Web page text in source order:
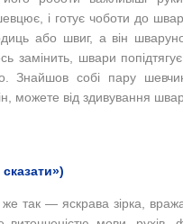
і готує чоботи до
або швиг, а він
замінить, швари
Знайшов собі пару
можете від здивування
так — яскрава зірка,